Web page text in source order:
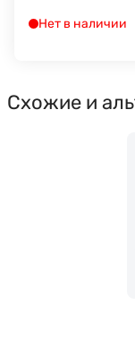
Нет в наличии
Схожие и